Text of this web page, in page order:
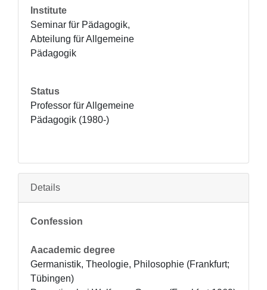
Institute
Seminar für Pädagogik,
Abteilung für Allgemeine
Pädagogik
Status
Professor für Allgemeine
Pädagogik (1980-)
Details
Confession
Aacademic degree
Germanistik, Theologie, Philosophie (Frankfurt;
Tübingen)